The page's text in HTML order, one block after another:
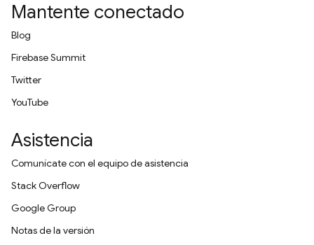
Mantente conectado
Blog
Firebase Summit
Twitter
YouTube
Asistencia
Comunícate con el equipo de asistencia
Stack Overflow
Google Group
Notas de la versión